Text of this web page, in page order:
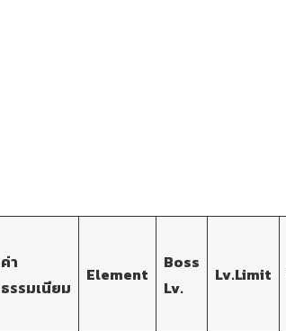
ค่า
ธรรมเนียม
Element
Boss
Lv.
Lv.Limit